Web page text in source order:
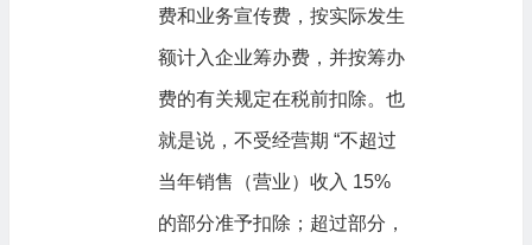
费和业务宣传费，按实际发生
额计入企业筹办费，并按筹办
费的有关规定在税前扣除。也
就是说，不受经营期 “不超过
当年销售（营业）收入 15%
的部分准予扣除；超过部分，